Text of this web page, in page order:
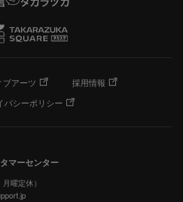
アーツ
採用情報
バシーポリシー
マーセンター
曜定休）